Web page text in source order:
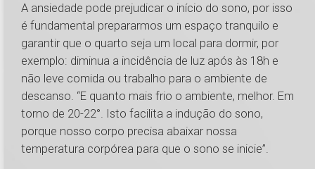
A ansiedade pode prejudicar o início do sono, por isso
é fundamental prepararmos um espaço tranquilo e
garantir que o quarto seja um local para dormir, por
exemplo: diminua a incidência de luz após às 18h e
não leve comida ou trabalho para o ambiente de
descanso. “E quanto mais frio o ambiente, melhor. Em
torno de 20-22°. Isto facilita a indução do sono,
porque nosso corpo precisa abaixar nossa
temperatura corpórea para que o sono se inicie”.